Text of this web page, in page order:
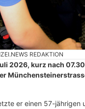
REDAKTION
2026, kurz nach
er einen 57-jährigen